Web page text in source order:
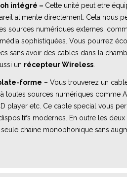
intégré – Cette unité peut etre
alimente directement. Cela nous
sources numériques externes,
sophistiquées. Vous pourrez
sans avoir des cables dans la
un récepteur Wireless.
forme – Vous trouverez un
toutes sources numériques comme
player etc. Ce cable special vous
modernes. En outre les
chaine monophonique sans